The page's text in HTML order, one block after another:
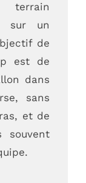
sur un
de
est de
dans
sans
et de
souvent